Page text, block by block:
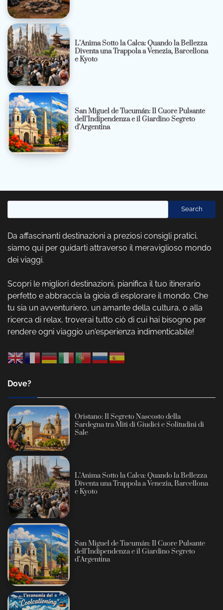
L’Anima Sotto la Calca: Quando la Bellezza
Diventa una Trappola a Venezia, Barcellona
e Kyoto
San Miguel de Tucumán: Il Cuore Pulsante
dell’Indipendenza e il Giardino Segreto
d’Argentina
Search
Da affascinanti destinazioni a preziosi consigli pratici,
siamo qui per guidarti attraverso il meraviglioso mondo
dei viaggi.
Scopri le migliori destinazioni, pianifica il tuo itinerario
perfetto e abbraccia la gioia di esplorare il mondo. Che
tu sia un avventuriero, un amante della cultura, o alla
ricerca di relax, troverai tutto ciò di cui hai bisogno per
rendere ogni viaggio un'esperienza indimenticabile!
Dove?
Oristano: Il Segreto Nascosto della
Sardegna tra Miti di Giudici e Solitudini di
Sale
L’Anima Sotto la Calca: Quando la Bellezza
Diventa una Trappola a Venezia, Barcellona
e Kyoto
San Miguel de Tucumán: Il Cuore Pulsante
dell’Indipendenza e il Giardino Segreto
d’Argentina